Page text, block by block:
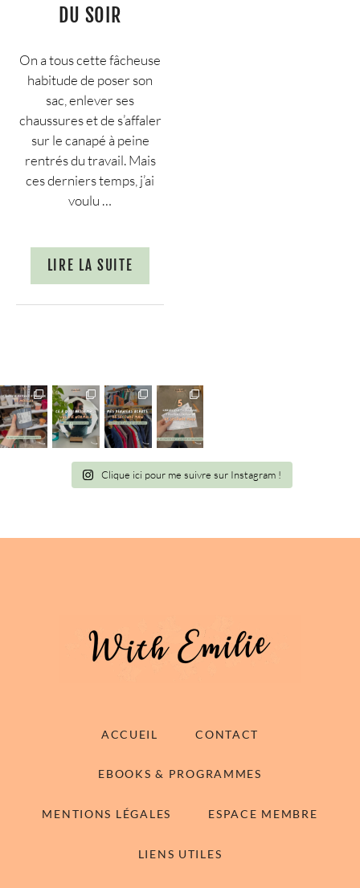
DU SOIR
On a tous cette fâcheuse
habitude de poser son
sac, enlever ses
chaussures et de s’affaler
sur le canapé à peine
rentrés du travail. Mais
ces derniers temps, j’ai
voulu …
LIRE LA SUITE
Clique ici pour me suivre sur Instagram !
ACCUEIL CONTACT
EBOOKS & PROGRAMMES
MENTIONS LÉGALES ESPACE MEMBRE
LIENS UTILES